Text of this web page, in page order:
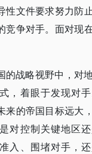
性文件要求努力防
竞争对手。面对现
的战略视野中，对
，着眼于发现对
来的帝国目标远大
对控制关键地区
入、围堵对手，